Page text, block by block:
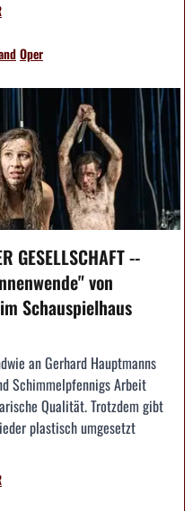
Oper
GESELLSCHAFT --
von
Schauspielhaus
an Gerhard Hauptmanns
Schimmelpfennigs Arbeit
Qualität. Trotzdem gibt
plastisch umgesetzt